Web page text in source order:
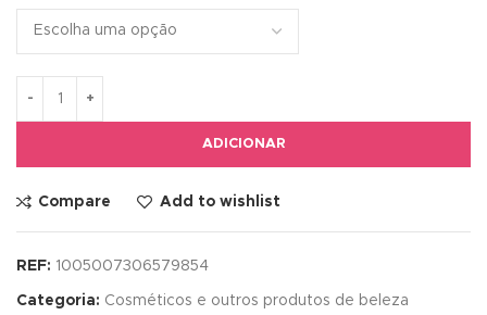
ADICIONAR
Compare Add to wishlist
REF: 1005007306579854
Categoria: Cosméticos e outros produtos de beleza